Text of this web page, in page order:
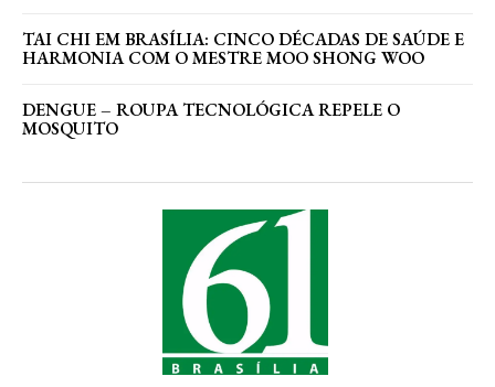
TAI CHI EM BRASÍLIA: CINCO DÉCADAS DE SAÚDE E
HARMONIA COM O MESTRE MOO SHONG WOO
DENGUE – ROUPA TECNOLÓGICA REPELE O
MOSQUITO